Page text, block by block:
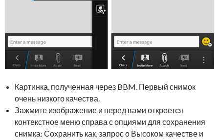
Картинка, полученная через BBM. Первый снимок
очень низкого качества.
Зажмите изображение и перед вами откроется
контекстное меню справа с опциями для сохранения
снимка: Сохранить как, запрос о Высоком качестве и